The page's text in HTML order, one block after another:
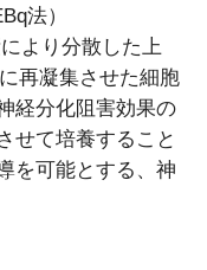
法）
より分散した上
再凝集させた細胞
経分化阻害効果の
せて培養すること
を可能とする、神